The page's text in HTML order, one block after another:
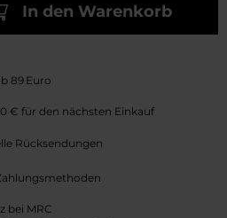
In den Warenkorb
89 Euro
€ für den nächsten Einkauf
Rücksendungen
bei MRC